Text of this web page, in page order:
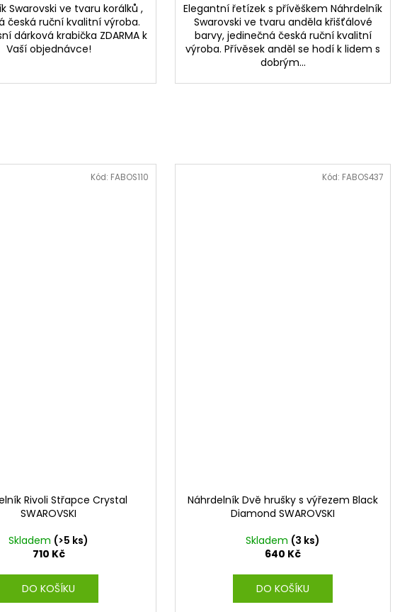
Swarovski ve tvaru korálků ,
česká ruční kvalitní výroba.
dárková krabička ZDARMA k
Vaší objednávce!
Elegantní řetízek s přívěškem Náhrdelník
Swarovski ve tvaru anděla křišťálové
barvy, jedinečná česká ruční kvalitní
výroba. Přívěsek anděl se hodí k lidem s
dobrým...
Rivoli Střapce Crystal
SWAROVSKI
Skladem (>5 ks)
710 Kč
DO KOŠÍKU
Kód: FABOS110
Náhrdelník Dvě hrušky s výřezem Black
Diamond SWAROVSKI
Skladem (3 ks)
640 Kč
DO KOŠÍKU
Kód: FABOS437